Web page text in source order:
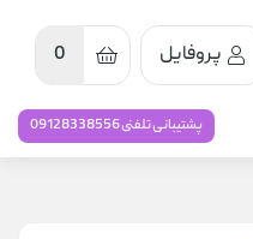
پروفایل 0
پشتیبانی تلفنی 09128338556